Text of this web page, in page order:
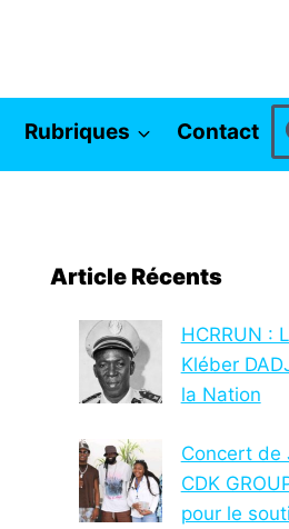
Rubriques Contact
Article Récents
HCRRUN :
Kléber
la Nation
Concert de
CDK
pour le